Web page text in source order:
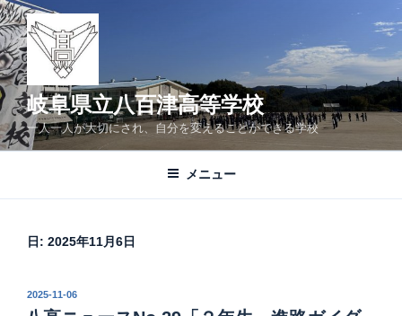
コ
ン
テ
ン
ツ
へ
ス
プ
岐阜県立八百津高等学校
一人一人が大切にされ、自分を変えることができる学校
メニュー
日: 2025年11月6日
投
稿
2025-11-06